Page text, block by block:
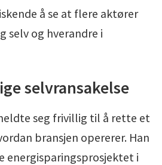
å se at flere aktører
selv og hverandre i
selvransakelse
seg frivillig til å rette et
bransjen opererer. Han
energisparingsprosjektet i